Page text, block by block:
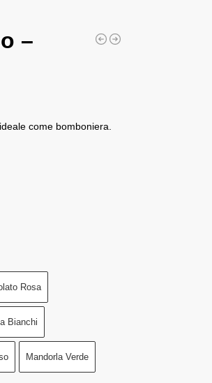
–
come bomboniera.
Rosa
Bianchi
Mandorla Verde